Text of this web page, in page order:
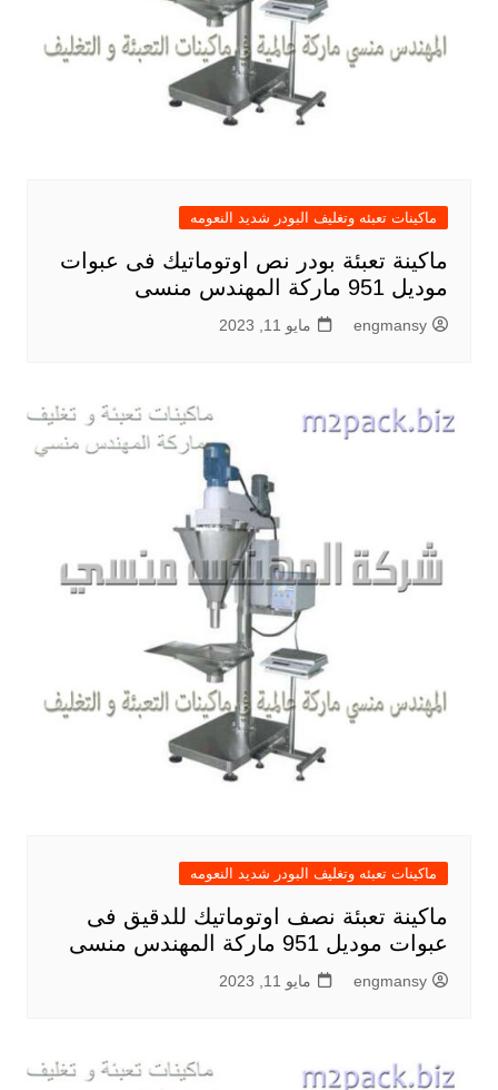
ماكينات تعبئه وتغليف البودر شديد النعومه
ماكينة تعبئة بودر نص اوتوماتيك فى عبوات
موديل 951 ماركة المهندس منسى
engmansy مايو 11, 2023
ماكينات تعبئه وتغليف البودر شديد النعومه
ماكينة تعبئة نصف اوتوماتيك للدقيق فى
عبوات موديل 951 ماركة المهندس منسى
engmansy مايو 11, 2023